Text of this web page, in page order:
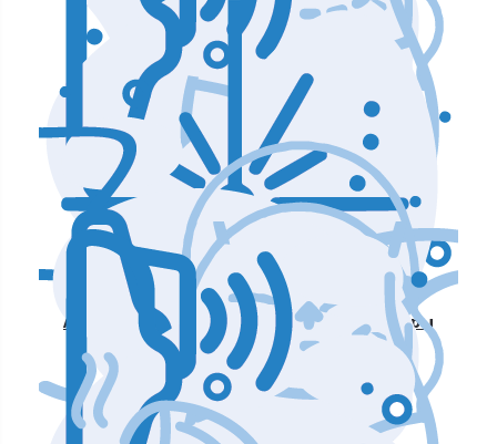
Аппараты по уходу и чистке лица
Аппараты для массажа и коррекции фигуры
Аппараты для лазерных процедур